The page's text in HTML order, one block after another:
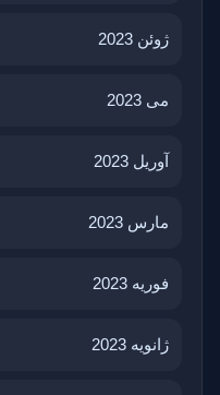
ژوئن 2023
می 2023
آوریل 2023
مارس 2023
فوریه 2023
ژانویه 2023